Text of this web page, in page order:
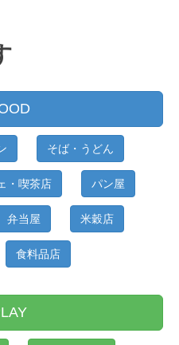
そば・うどん
・喫茶店 パン屋
弁当屋 米穀店
食料品店